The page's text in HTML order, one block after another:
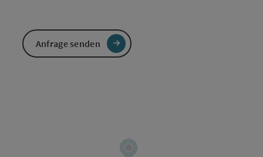
Anfrage senden